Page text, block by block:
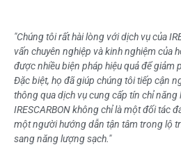
"Chúng tôi rất hài lòng với dịch vụ của
vấn chuyên nghiệp và kinh nghiệm của
được nhiều biện pháp hiệu quả để giảm
Đặc biệt, họ đã giúp chúng tôi tiếp cận
thông qua dịch vụ cung cấp tín chỉ năng
IRESCARBON không chỉ là một đối tác
một người hướng dẫn tận tâm trong lộ
sang năng lượng sạch."